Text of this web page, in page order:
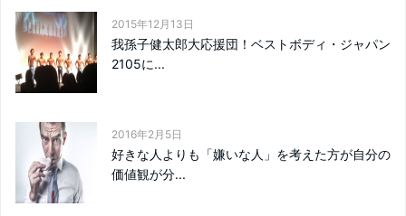
2015年12月13日
我孫子健太郎大応援団！ベストボディ・ジャパン
2105に...
2016年2月5日
好きな人よりも「嫌いな人」を考えた方が自分の
価値観が分...